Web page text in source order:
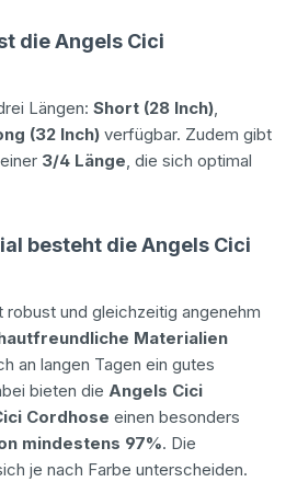
die Angels Cici
Längen: Short (28 Inch),
(32 Inch) verfügbar. Zudem gibt
3/4 Länge, die sich optimal
besteht die Angels Cici
und gleichzeitig angenehm
Materialien
an langen Tagen ein gutes
bieten die Angels Cici
Cordhose einen besonders
mindestens 97%. Die
je nach Farbe unterscheiden.